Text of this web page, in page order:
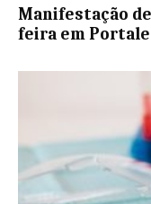
Manifestação
feira em